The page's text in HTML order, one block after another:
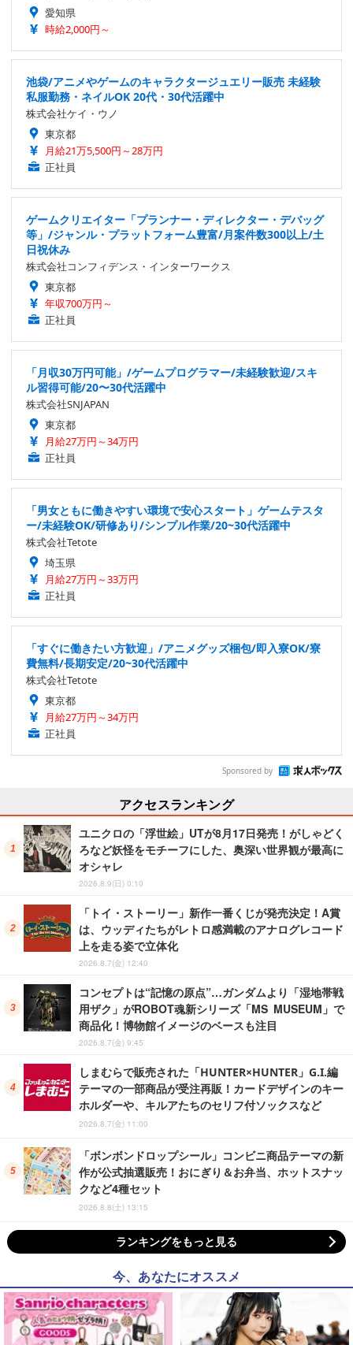
愛知県
時給2,000円～
池袋/アニメやゲームのキャラクタージュエリー販売 未経験
私服勤務・ネイルOK 20代・30代活躍中
株式会社ケイ・ウノ
東京都
月給21万5,500円～28万円
正社員
ゲームクリエイター「プランナー・ディレクター・デバッグ
等」/ジャンル・プラットフォーム豊富/月案件数300以上/土
日祝休み
株式会社コンフィデンス・インターワークス
東京都
年収700万円～
正社員
「月収30万円可能」/ゲームプログラマー/未経験歓迎/スキ
ル習得可能/20〜30代活躍中
株式会社SNJAPAN
東京都
月給27万円～34万円
正社員
「男女ともに働きやすい環境で安心スタート」ゲームテスタ
ー/未経験OK/研修あり/シンプル作業/20~30代活躍中
株式会社Tetote
埼玉県
月給27万円～33万円
正社員
「すぐに働きたい方歓迎」/アニメグッズ梱包/即入寮OK/寮
費無料/長期安定/20~30代活躍中
株式会社Tetote
東京都
月給27万円～34万円
正社員
Sponsored by
アクセスランキング
ユニクロの「浮世絵」UTが8月17日発売！がしゃどく
ろなど妖怪をモチーフにした、奥深い世界観が最高に
オシャレ
2026.8.9(日) 0:10
「トイ・ストーリー」新作一番くじが発売決定！A賞
は、ウッディたちがレトロ感満載のアナログレコード
上を走る姿で立体化
2026.8.7(金) 12:40
コンセプトは“記憶の原点”…ガンダムより「湿地帯戦
用ザク」がROBOT魂新シリーズ「MS MUSEUM」で
商品化！博物館イメージのベースも注目
2026.8.7(金) 9:45
しまむらで販売された「HUNTER×HUNTER」G.I.編
テーマの一部商品が受注再販！カードデザインのキー
ホルダーや、キルアたちのセリフ付ソックスなど
2026.8.7(金) 11:00
「ボンボンドロップシール」コンビニ商品テーマの新
作が公式抽選販売！おにぎり＆お弁当、ホットスナッ
クなど4種セット
2026.8.8(土) 13:15
ランキングをもっと見る
今、あなたにオススメ